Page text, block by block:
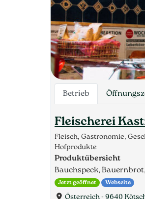
Betrieb
Fleischerei
Fleisch, Gastronomie,
Hofprodukte
Produktübersicht
Bauchspeck,
Jetzt geöffnet Webseite
Österreich - 9640